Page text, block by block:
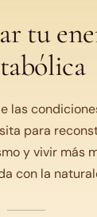
tu
las
para
y vivir más
con la